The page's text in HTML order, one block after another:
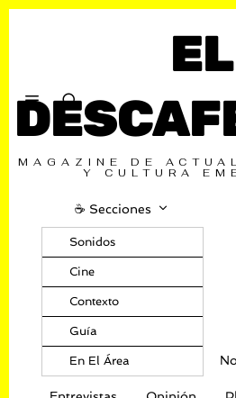
EL
MAGAZINE DE
Y CULTURA
☕️ Secciones
Sonidos
Cine
Contexto
Guía
En El Área